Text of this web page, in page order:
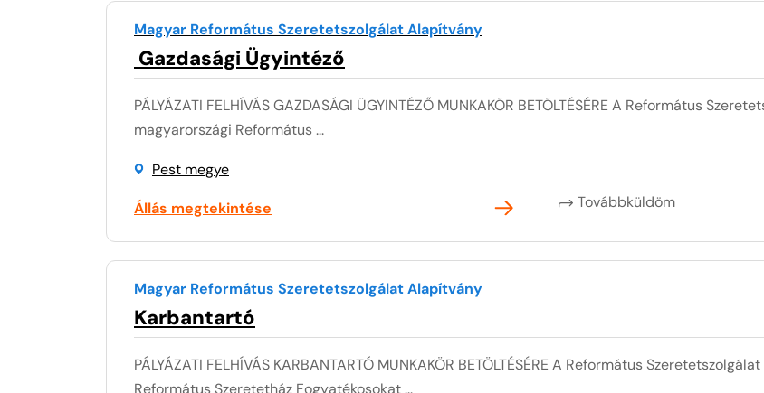
Magyar Református Szeretetszolgálat Alapítvány
Gazdasági Ügyintéző
PÁLYÁZATI FELHÍVÁS GAZDASÁGI ÜGYINTÉZŐ MUNKAKÖR BETÖLTÉSÉRE A Református
magyarországi Református ...
Pest megye
Állás megtekintése Továbbküldöm
Magyar Református Szeretetszolgálat Alapítvány
Karbantartó
PÁLYÁZATI FELHÍVÁS KARBANTARTÓ MUNKAKÖR BETÖLTÉSÉRE A Református
Református Szeretetház Fogyatékosokat ...